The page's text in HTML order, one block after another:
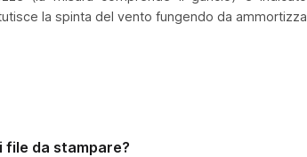
la spinta del vento fungendo da
file da stampare?